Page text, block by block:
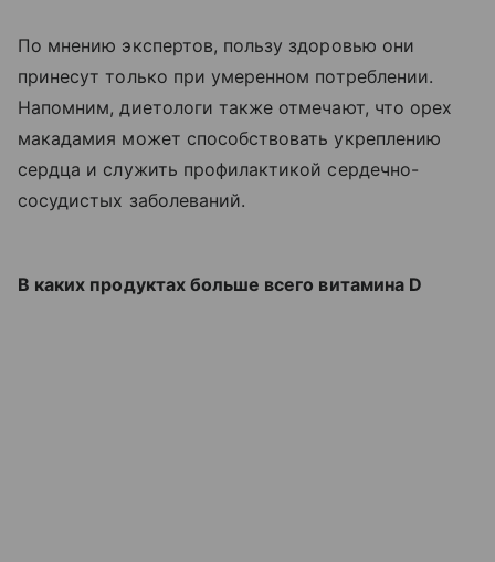
По мнению экспертов, пользу здоровью они
принесут только при умеренном потреблении.
Напомним, диетологи также отмечают, что орех
макадамия может способствовать укреплению
сердца и служить профилактикой сердечно-
сосудистых заболеваний.
В каких продуктах больше всего витамина D